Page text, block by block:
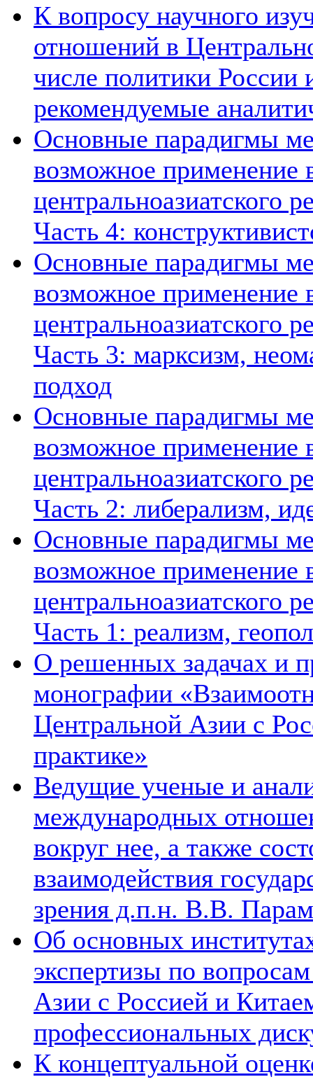
К вопросу научного
отношений в
числе политики России
рекомендуемые
Основные парадигмы
возможное применение
центральноазиатского
Часть 4:
Основные парадигмы
возможное применение
центральноазиатского
Часть 3: марксизм,
подход
Основные парадигмы
возможное применение
центральноазиатского
Часть 2: либерализм,
Основные парадигмы
возможное применение
центральноазиатского
Часть 1: реализм,
О решенных задачах и
монографии
Центральной Азии с
практике»
Ведущие ученые и
международных
вокруг нее, а также
взаимодействия
зрения д.п.н. В.В.
Об основных
экспертизы по
Азии с Россией и
профессиональных
К концептуальной